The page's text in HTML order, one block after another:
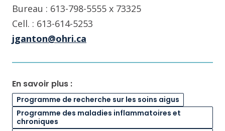
Bureau : 613-798-5555 x 73325
Cell. : 613-614-5253
jganton@ohri.ca
En savoir plus :
Programme de recherche sur les soins aigus
Programme des maladies inflammatoires et
chroniques